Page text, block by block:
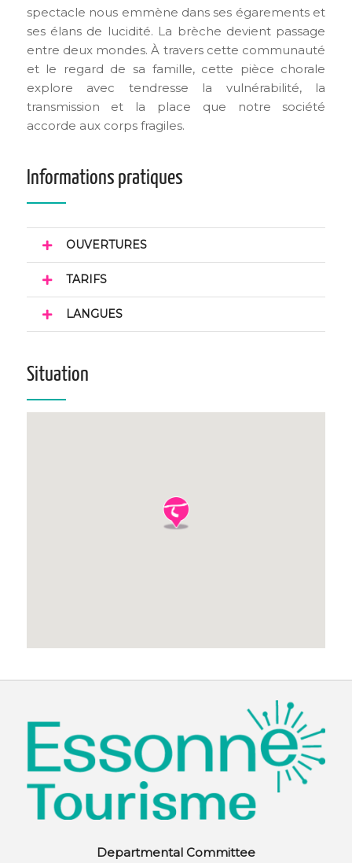
spectacle nous emmène dans ses égarements et
ses élans de lucidité. La brèche devient passage
entre deux mondes. À travers cette communauté
et le regard de sa famille, cette pièce chorale
explore avec tendresse la vulnérabilité, la
transmission et la place que notre société
accorde aux corps fragiles.
Informations pratiques
OUVERTURES
TARIFS
LANGUES
Situation
Departmental Committee